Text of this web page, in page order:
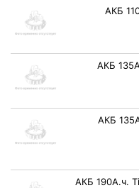
АКБ
АКБ
АКБ
АКБ 190А.ч.